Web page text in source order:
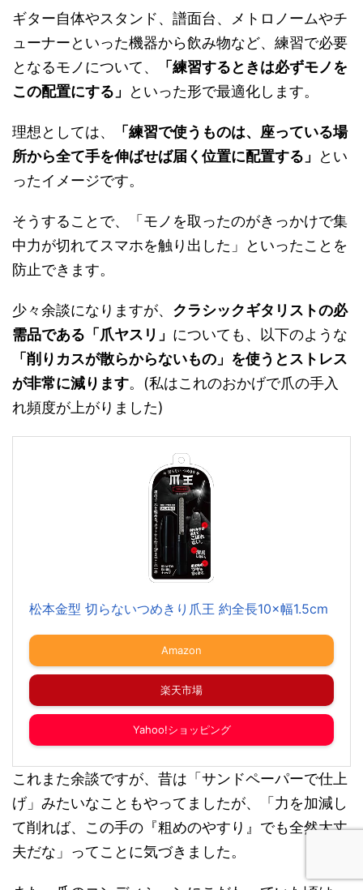
ギター自体やスタンド、譜面台、メトロノームやチ
ューナーといった機器から飲み物など、練習で必要
となるモノについて、
「練習するときは必ずモノを
この配置にする」
といった形で最適化します。
理想としては、
「練習で使うものは、座っている場
所から全て手を伸ばせば届く位置に配置する」
とい
ったイメージです。
そうすることで、「モノを取ったのがきっかけで集
中力が切れてスマホを触り出した」といったことを
防止できます。
少々余談になりますが、 クラシックギタリストの必
需品である「爪ヤスリ」 についても、以下のような
「削りカスが散らからないもの」を使うとストレス
が非常に減ります。(私はこれのおかげで爪の手入
れ頻度が上がりました)
松本金型 切らないつめきり爪王 約全長10×幅1.5cm
Amazon
楽天市場
Yahoo!ショッピング
これまた余談ですが、昔は「サンドペーパーで仕上
げ」みたいなこともやってましたが、「力を加減し
て削れば、この手の『粗めのやすり』でも全然大丈
夫だな」ってことに気づきました。